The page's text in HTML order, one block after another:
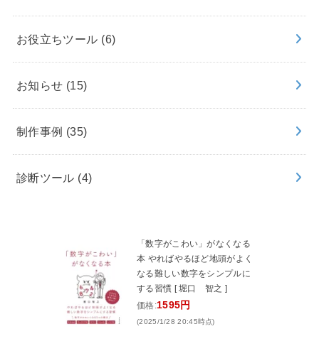
お役立ちツール (6)
お知らせ (15)
制作事例 (35)
診断ツール (4)
「数字がこわい」がなくなる
本 やればやるほど地頭がよく
なる難しい数字をシンプルに
する習慣 [ 堀口 智之 ]
価格:1595円
(2025/1/28 20:45時点)